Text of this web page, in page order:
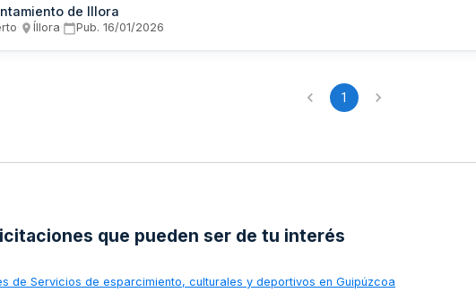
de Illora
· Íllora· Pub.16/01/2026
1
que pueden ser de tu interés
de Servicios de esparcimiento, culturales y deportivos en Guipúzcoa